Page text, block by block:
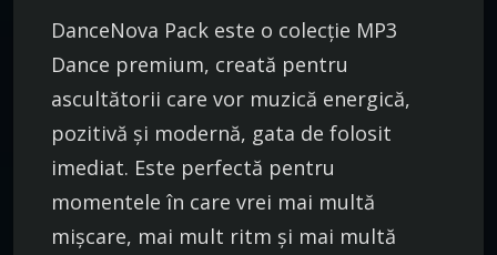
DanceNova Pack este o colecție MP3
Dance premium, creată pentru
ascultătorii care vor muzică energică,
pozitivă și modernă, gata de folosit
imediat. Este perfectă pentru
momentele în care vrei mai multă
mișcare, mai mult ritm și mai multă